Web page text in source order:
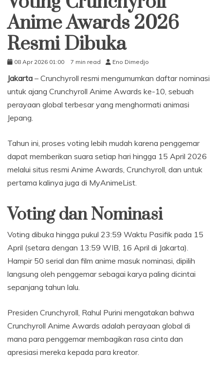
Anime Awards 2026
Resmi Dibuka
08 Apr 2026 01:00 7 min read Eno Dimedjo
Jakarta – Crunchyroll resmi mengumumkan daftar nominasi
untuk ajang Crunchyroll Anime Awards ke-10, sebuah
perayaan global terbesar yang menghormati animasi
Jepang.
Tahun ini, proses voting lebih mudah karena penggemar
dapat memberikan suara setiap hari hingga 15 April 2026
melalui situs resmi Anime Awards, Crunchyroll, dan untuk
pertama kalinya juga di MyAnimeList.
Voting dan Nominasi
Voting dibuka hingga pukul 23:59 Waktu Pasifik pada 15
April (setara dengan 13:59 WIB, 16 April di Jakarta).
Hampir 50 serial dan film anime masuk nominasi, dipilih
langsung oleh penggemar sebagai karya paling dicintai
sepanjang tahun lalu.
Presiden Crunchyroll, Rahul Purini mengatakan bahwa
Crunchyroll Anime Awards adalah perayaan global di
mana para penggemar membagikan rasa cinta dan
apresiasi mereka kepada para kreator.